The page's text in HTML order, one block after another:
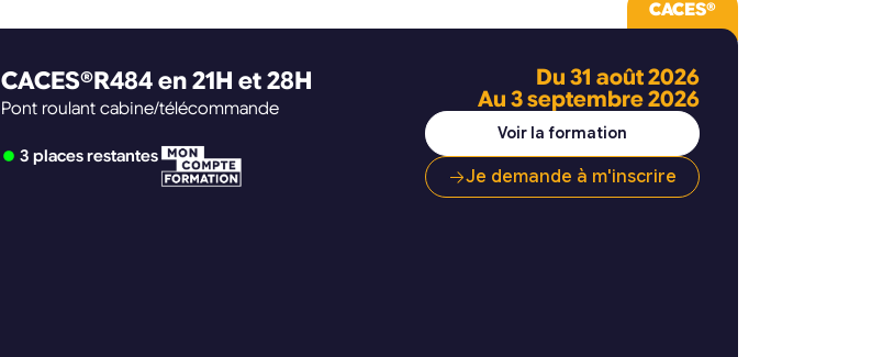
CACES®
CACES®R484 en 21H et 28H
Pont roulant cabine/télécommande
3 places restantes
Du 31 août 2026
Au 3 septembre 2026
Voir la formation
Je demande à m'inscrire